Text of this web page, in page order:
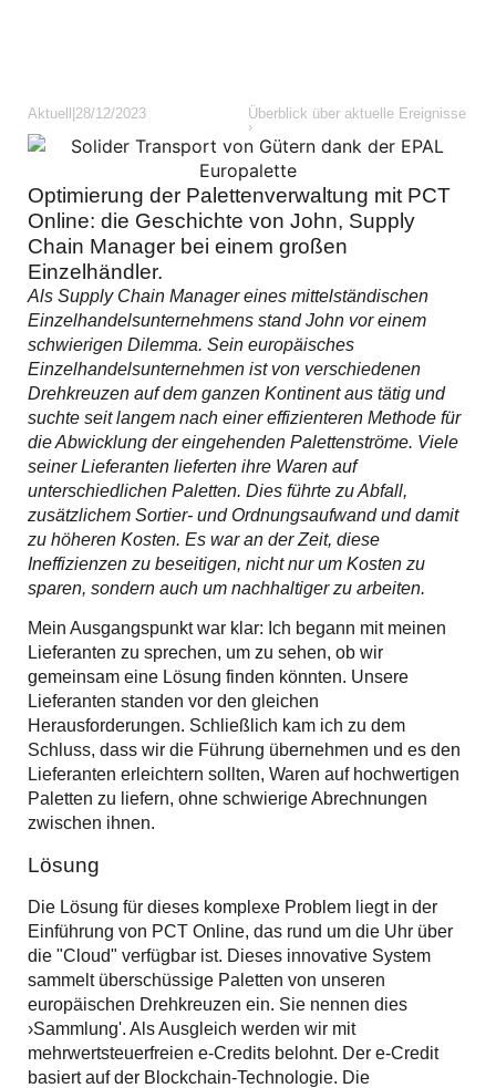
Aktuell 28/12/2023
Überblick über aktuelle Ereignisse
›
Optimierung der Palettenverwaltung mit PCT
Online: die Geschichte von John, Supply
Chain Manager bei einem großen
Einzelhändler.
Als Supply Chain Manager eines mittelständischen
Einzelhandelsunternehmens stand John vor einem
schwierigen Dilemma. Sein europäisches
Einzelhandelsunternehmen ist von verschiedenen
Drehkreuzen auf dem ganzen Kontinent aus tätig und
suchte seit langem nach einer effizienteren Methode für
die Abwicklung der eingehenden Palettenströme. Viele
seiner Lieferanten lieferten ihre Waren auf
unterschiedlichen Paletten. Dies führte zu Abfall,
zusätzlichem Sortier- und Ordnungsaufwand und damit
zu höheren Kosten. Es war an der Zeit, diese
Ineffizienzen zu beseitigen, nicht nur um Kosten zu
sparen, sondern auch um nachhaltiger zu arbeiten.
Mein Ausgangspunkt war klar: Ich begann mit meinen
Lieferanten zu sprechen, um zu sehen, ob wir
gemeinsam eine Lösung finden könnten. Unsere
Lieferanten standen vor den gleichen
Herausforderungen. Schließlich kam ich zu dem
Schluss, dass wir die Führung übernehmen und es den
Lieferanten erleichtern sollten, Waren auf hochwertigen
Paletten zu liefern, ohne schwierige Abrechnungen
zwischen ihnen.
Lösung
Die Lösung für dieses komplexe Problem liegt in der
Einführung von PCT Online, das rund um die Uhr über
die "Cloud" verfügbar ist. Dieses innovative System
sammelt überschüssige Paletten von unseren
europäischen Drehkreuzen ein. Sie nennen dies
›Sammlung'. Als Ausgleich werden wir mit
mehrwertsteuerfreien e-Credits belohnt. Der e-Credit
basiert auf der Blockchain-Technologie. Die